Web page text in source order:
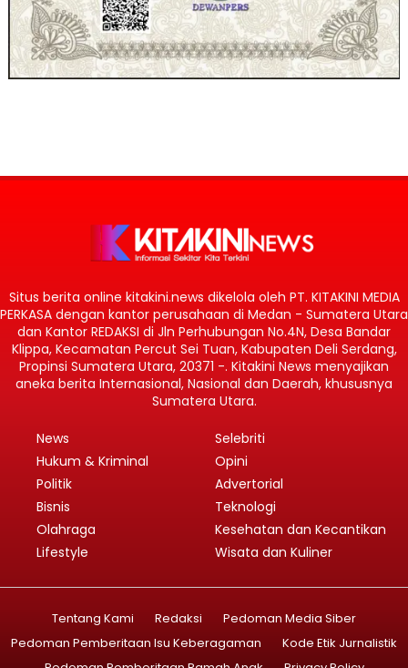
Situs berita online kitakini.news dikelola oleh PT. KITAKINI MEDIA
PERKASA dengan kantor perusahaan di Medan - Sumatera Utara
dan Kantor REDAKSI di Jln Perhubungan No.4N, Desa Bandar
Klippa, Kecamatan Percut Sei Tuan, Kabupaten Deli Serdang,
Propinsi Sumatera Utara, 20371 -. Kitakini News menyajikan
aneka berita Internasional, Nasional dan Daerah, khususnya
Sumatera Utara.
News
Hukum & Kriminal
Politik
Bisnis
Olahraga
Lifestyle
Selebriti
Opini
Advertorial
Teknologi
Kesehatan dan Kecantikan
Wisata dan Kuliner
Tentang Kami Redaksi
Pedoman Media Siber
Pedoman Pemberitaan Isu Keberagaman
Kode Etik Jurnalistik